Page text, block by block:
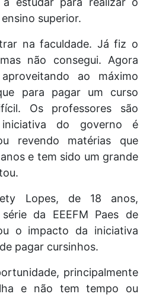
superior.
na faculdade. Já fiz o
não consegui. Agora
ao máximo
para pagar um curso
Os professores são
do governo é
revendo matérias que
e tem sido um grande
Lopes, de 18 anos,
da EEEFM Paes de
o impacto da iniciativa
pagar cursinhos.
principalmente
e não tem tempo ou